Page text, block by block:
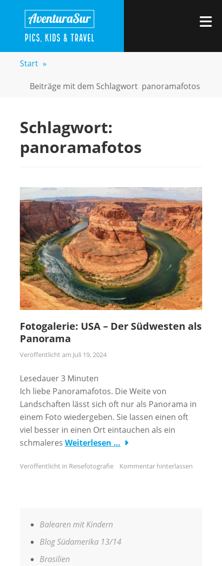
springen
AVENTURASUR
Start »
Beiträge mit dem Schlagwort panoramafotos
Schlagwort:
panoramafotos
Fotogalerie: USA – Der Südwesten als
Panorama
Veröffentlicht am Juli 19, 2024
Lesedauer3 Minuten
Ich liebe Panoramafotos. Die Weite von
Landschaften lässt sich oft nur als Panorama in
einem Foto wiedergeben. Sie lassen einen oft
viel besser in einen Ort eintauchen als ein
schmaleres Weiterlesen …
Veröffentlicht in Reisefotografie Kommentar hinterlassen
Balearen mit Kindern
Blog Südamerika 13/14
Brasilien